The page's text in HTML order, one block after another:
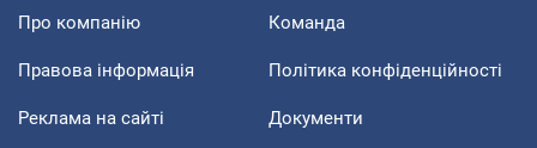
Про компанію Команда
Правова інформація Політика конфіденційності
Реклама на сайті Документи